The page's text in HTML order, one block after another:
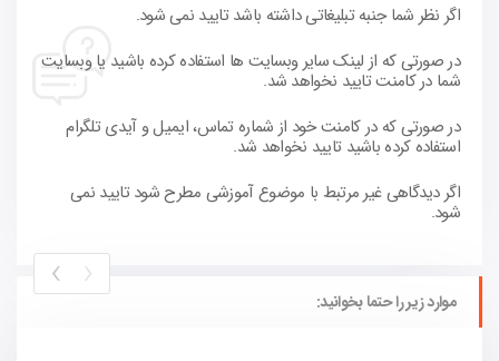
موارد زیر را حتما بخوانید: ‹
›
اگر نظر شما جنبه تبلیغاتی داشته باشد تایید نمی شود.
در صورتی که از لینک سایر وبسایت ها استفاده کرده باشید یا وبسایت
شما در کامنت تایید نخواهد شد.
در صورتی که در کامنت خود از شماره تماس، ایمیل و آیدی تلگرام
استفاده کرده باشید تایید نخواهد شد.
اگر دیدگاهی غیر مرتبط با موضوع آموزشی مطرح شود تایید نمی
شود.